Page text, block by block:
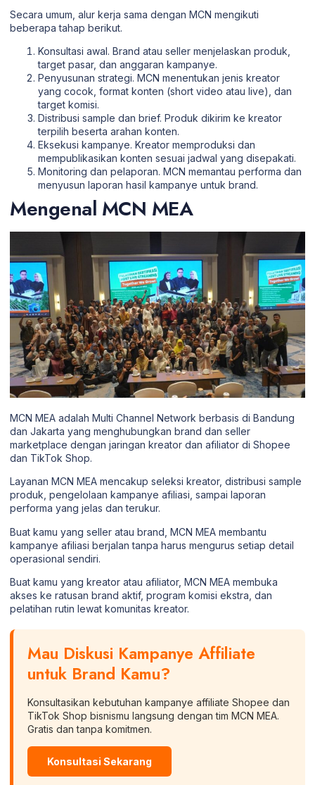
Secara umum, alur kerja sama dengan MCN mengikuti
beberapa tahap berikut.
Konsultasi awal. Brand atau seller menjelaskan produk,
target pasar, dan anggaran kampanye.
Penyusunan strategi. MCN menentukan jenis kreator
yang cocok, format konten (short video atau live), dan
target komisi.
Distribusi sample dan brief. Produk dikirim ke kreator
terpilih beserta arahan konten.
Eksekusi kampanye. Kreator memproduksi dan
mempublikasikan konten sesuai jadwal yang disepakati.
Monitoring dan pelaporan. MCN memantau performa dan
menyusun laporan hasil kampanye untuk brand.
Mengenal MCN MEA
MCN MEA adalah Multi Channel Network berbasis di Bandung
dan Jakarta yang menghubungkan brand dan seller
marketplace dengan jaringan kreator dan afiliator di Shopee
dan TikTok Shop.
Layanan MCN MEA mencakup seleksi kreator, distribusi sample
produk, pengelolaan kampanye afiliasi, sampai laporan
performa yang jelas dan terukur.
Buat kamu yang seller atau brand, MCN MEA membantu
kampanye afiliasi berjalan tanpa harus mengurus setiap detail
operasional sendiri.
Buat kamu yang kreator atau afiliator, MCN MEA membuka
akses ke ratusan brand aktif, program komisi ekstra, dan
pelatihan rutin lewat komunitas kreator.
Mau Diskusi Kampanye Affiliate
untuk Brand Kamu?
Konsultasikan kebutuhan kampanye affiliate Shopee dan
TikTok Shop bisnismu langsung dengan tim MCN MEA.
Gratis dan tanpa komitmen.
Konsultasi Sekarang